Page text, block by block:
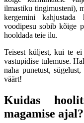
ilmastiku tingimusteni),
kergemini kahjustada
voodipesu sobib kõige
hooldada teie ilu.
Teisest küljest, kui te ei
vastupidise tulemuse.
naha punetust,
väärt!
Kuidas
magamise ajal?